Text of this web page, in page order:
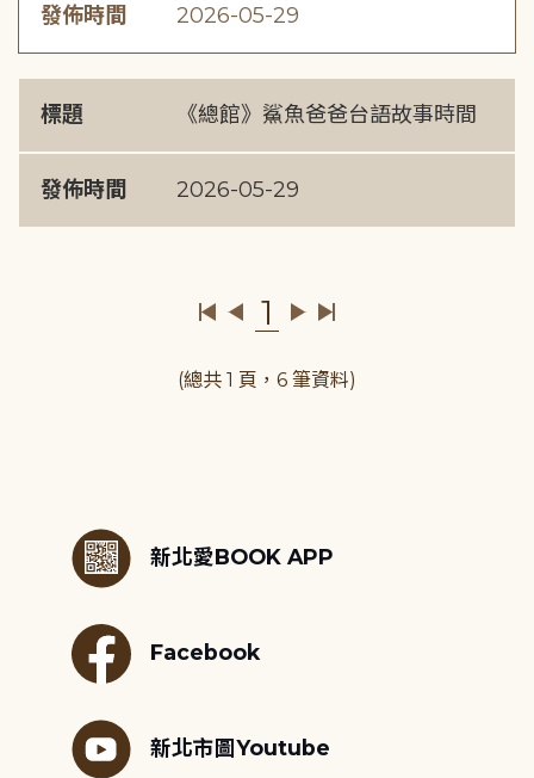
發佈時間 2026-05-29
標題 《總館》鯊魚爸爸台語故事時間
發佈時間 2026-05-29
1
(總共 1 頁，6 筆資料)
新北愛BOOK APP
Facebook
新北市圖Youtube